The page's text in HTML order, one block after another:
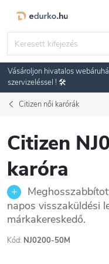
Vásároljon hivatalos
szervizeléssel ! 🛠️
Citizen női karórák
Citizen
karóra
napos visszaküldési
márkakereskedő.
Kód: NJ0200-50M